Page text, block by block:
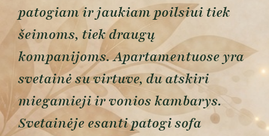
patogiam ir jaukiam poilsiui tiek
šeimoms, tiek draugų
kompanijoms. Apartamentuose yra
svetainė su virtuve, du atskiri
miegamieji ir vonios kambarys.
Svetainėje esanti patogi sofa